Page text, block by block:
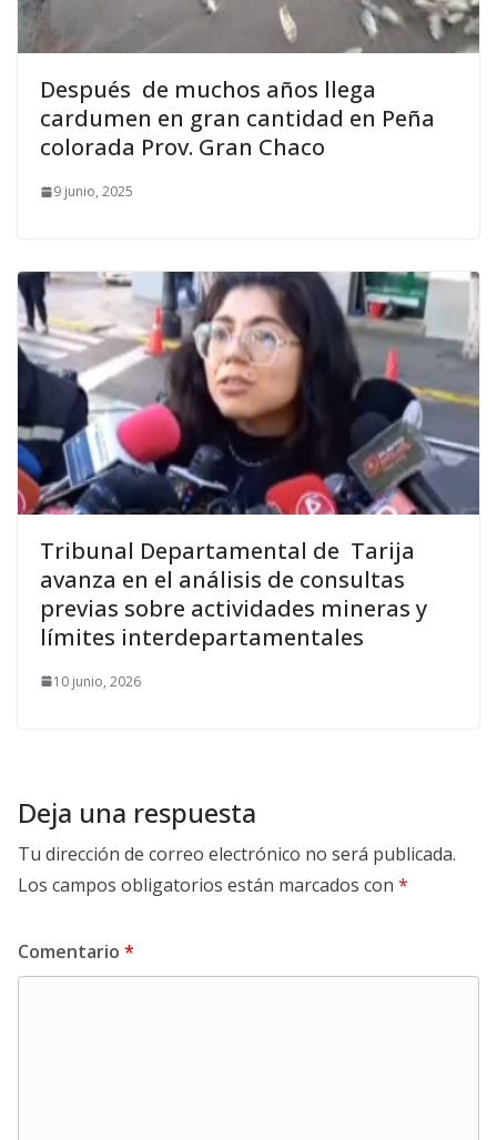
Después de muchos años llega
cardumen en gran cantidad en Peña
colorada Prov. Gran Chaco
9 junio, 2025
Tribunal Departamental de Tarija
avanza en el análisis de consultas
previas sobre actividades mineras y
límites interdepartamentales
10 junio, 2026
Deja una respuesta
Tu dirección de correo electrónico no será publicada.
Los campos obligatorios están marcados con *
Comentario *